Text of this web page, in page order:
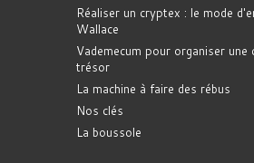
Réaliser un cryptex : le mode
Wallace
Vademecum pour organiser une
trésor
La machine à faire des rébus
Nos clés
La boussole